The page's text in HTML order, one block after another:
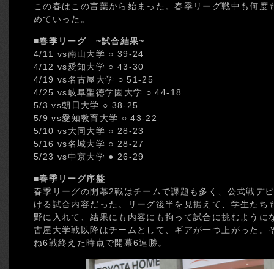
この春はこの言葉から始まった。春季リーグ戦中も何度
めていった。
■春季リーグ ~試合結果~
4/11 vs南山大学 ○ 39-24
4/12 vs愛知大学 ○ 43-30
4/19 vs名古屋大学 ○ 51-25
4/25 vs岐阜聖徳学園大学 ○ 44-18
5/3 vs朝日大学 ○ 38-25
5/9 vs愛知教育大学 ○ 43-22
5/10 vs大同大学 ○ 28-23
5/16 vs名城大学 ○ 28-27
5/23 vs中京大学 ● 26-29
■春季リーグ序盤
春季リーグの開幕2戦はチームで課題も多く、公式戦デ
ける試合内容だった。リーグ後半を見据えて、学生たち
野に入れて、結果にも内容にも拘って試合に挑むように
古屋大学戦以降はチームとして、ギアが一つ上がった。
ね6戦終えた時点で開幕6連勝。